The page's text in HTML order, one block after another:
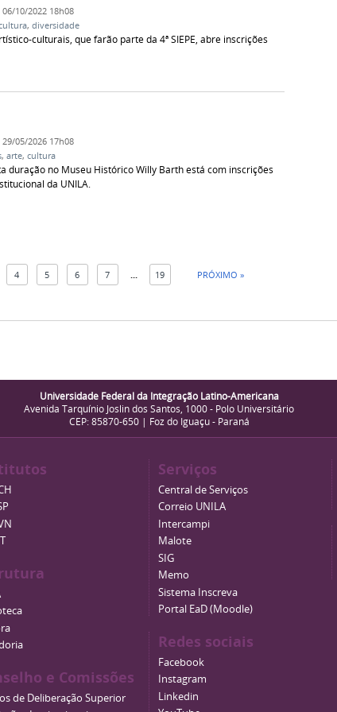
06/10/2022 18h08
, diversidade
culturais, que farão parte da 4ª SIEPE, abre inscrições
29/05/2026 17h08
, arte, cultura
duração no Museu Histórico Willy Barth está com inscrições
da UNILA.
4 5 6 7 19 PRÓXIMO »
Universidade Federal da Integração Latino-Americana
Avenida Tarquínio Joslin dos Santos, 1000 - Polo Universitário
CEP: 85870-650 | Foz do Iguaçu - Paraná
e Comissões
de Deliberação Superior
Serviços
Central de Serviços
Correio UNILA
Intercampi
Malote
SIG
Memo
Sistema Inscreva
Portal EaD (Moodle)
Redes sociais
Facebook
Instagram
Linkedin